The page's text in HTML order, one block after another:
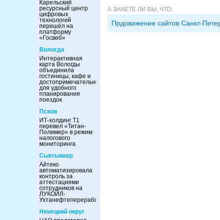
Карельский
ресурсный центр
цифровых
технологий
перешёл на
платформу
«Госвеб»
Вологда
Интерактивная
карта Вологды
объединила
гостиницы, кафе и
достопримечательности
для удобного
планирования
поездок
Псков
ИТ-холдинг Т1
перевел «Титан-
Полимер» в режим
налогового
мониторинга
Сыктывкар
Айтеко
автоматизировала
контроль за
аттестациями
сотрудников на
ЛУКОЙЛ-
Ухтанефтепереработка
Ненецкий округ
А ЗНАЕТЕ ЛИ ВЫ, ЧТО:
Прдовижение сайтов Санкт-